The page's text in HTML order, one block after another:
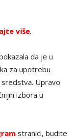
više.
da je u
za upotrebu
Upravo
izbora u
stranici, budite